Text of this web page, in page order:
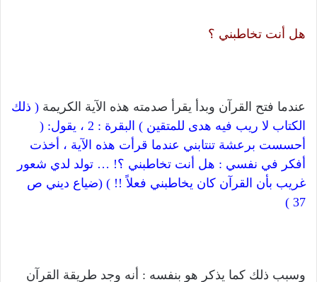
هل أنت تخاطبني ؟
عندما فتح القرآن وبدأ يقرأ صدمته هذه الآية الكريمة ( ذلك
الكتاب لا ريب فيه هدى للمتقين ) البقرة : 2 ، يقول: (
أحسست برعشة تنتابني عندما قرأت هذه الآية ، أخذت
أفكر في نفسي : هل أنت تخاطبني ؟! … تولد لدي شعور
غريب بأن القرآن كان يخاطبني فعلاً !! ) (ضياع ديني ص
37 )
وسبب ذلك كما يذكر هو بنفسه : أنه وجد طريقة القرآن